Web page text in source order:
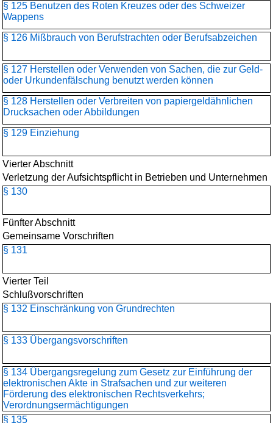
§ 125 Benutzen des Roten Kreuzes oder des Schweizer
Wappens
§ 126 Mißbrauch von Berufstrachten oder Berufsabzeichen
§ 127 Herstellen oder Verwenden von Sachen, die zur Geld-
oder Urkundenfälschung benutzt werden können
§ 128 Herstellen oder Verbreiten von papiergeldähnlichen
Drucksachen oder Abbildungen
§ 129 Einziehung
Vierter Abschnitt
Verletzung der Aufsichtspflicht in Betrieben und Unternehmen
§ 130
Fünfter Abschnitt
Gemeinsame Vorschriften
§ 131
Vierter Teil
Schlußvorschriften
§ 132 Einschränkung von Grundrechten
§ 133 Übergangsvorschriften
§ 134 Übergangsregelung zum Gesetz zur Einführung der
elektronischen Akte in Strafsachen und zur weiteren
Förderung des elektronischen Rechtsverkehrs;
Verordnungsermächtigungen
§ 135